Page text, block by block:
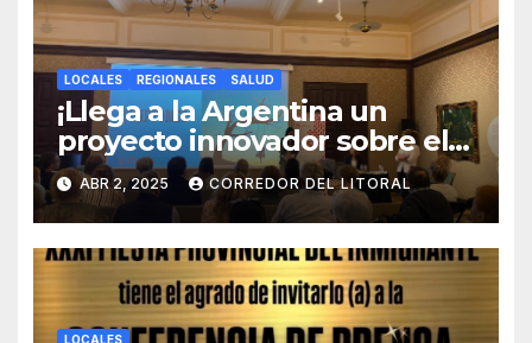
LOCALES REGIONALES SALUD
¡Llega a la Argentina un
proyecto innovador sobre el
duelo y la cultura!
ABR 2, 2025 CORREDOR DEL LITORAL
LOCALES